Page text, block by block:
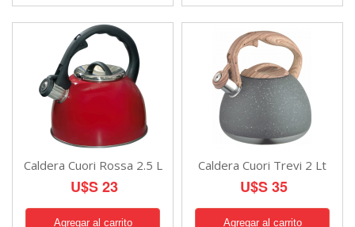
Caldera Cuori Rossa 2.5 L
U$S 23
Caldera Cuori Trevi 2 Lt
U$S 35